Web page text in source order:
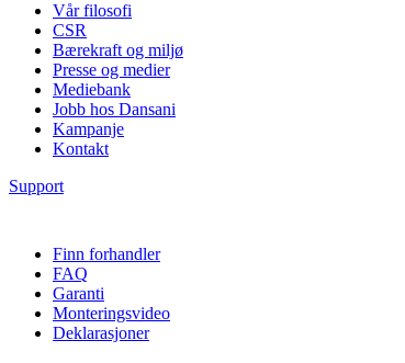
Vår filosofi
CSR
Bærekraft og miljø
Presse og medier
Mediebank
Jobb hos Dansani
Kampanje
Kontakt
Support
Finn forhandler
FAQ
Garanti
Monteringsvideo
Deklarasjoner